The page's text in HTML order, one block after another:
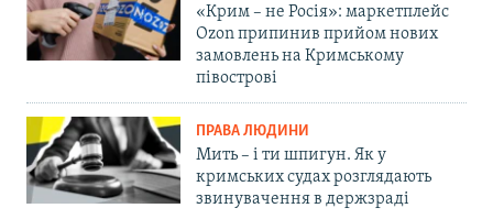
«Крим – не Росія»: маркетплейс
Ozon припинив прийом нових
замовлень на Кримському
півострові
ПРАВА ЛЮДИНИ
Мить – і ти шпигун. Як у
кримських судах розглядають
звинувачення в держзраді